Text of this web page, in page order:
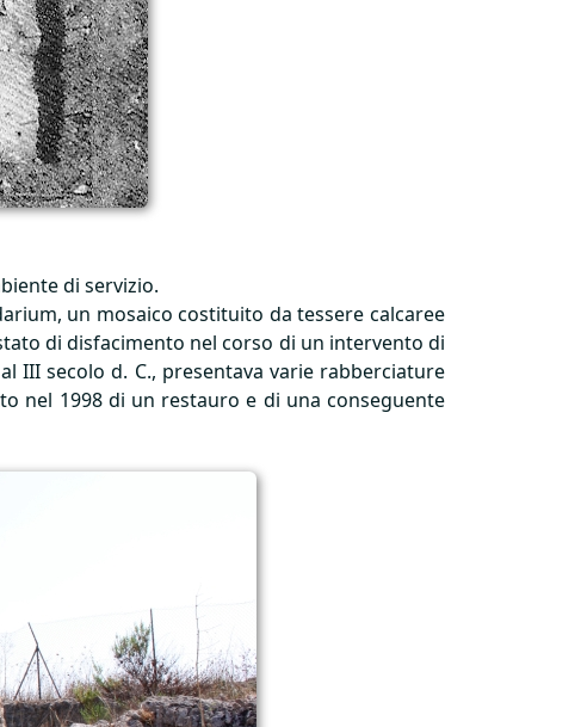
di servizio.
un mosaico costituito da tessere calcaree
di disfacimento nel corso di un intervento di
alIII secolo d. C., presentava varie rabberciature
nel 1998 di un restauro e di una conseguente